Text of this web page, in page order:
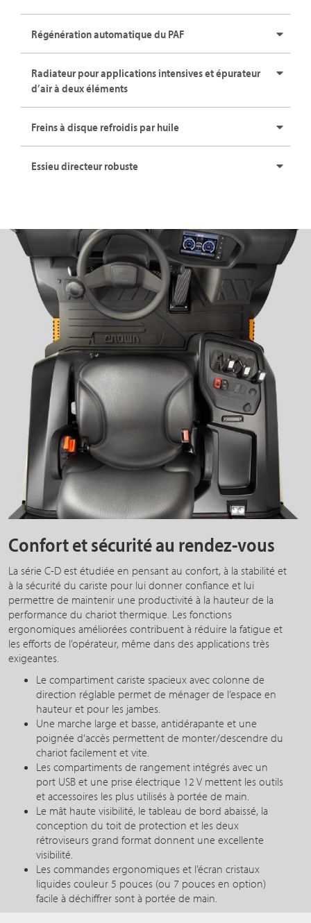
Régénération automatique du PAF
Radiateur pour applications intensives et épurateur
d’air à deux éléments
Freins à disque refroidis par huile
Essieu directeur robuste
Confort et sécurité au rendez-vous
La série C-D est étudiée en pensant au confort, à la stabilité et
à la sécurité du cariste pour lui donner confiance et lui
permettre de maintenir une productivité à la hauteur de la
performance du chariot thermique. Les fonctions
ergonomiques améliorées contribuent à réduire la fatigue et
les efforts de l’opérateur, même dans des applications très
exigeantes.
Le compartiment cariste spacieux avec colonne de
direction réglable permet de ménager de l’espace en
hauteur et pour les jambes.
Une marche large et basse, antidérapante et une
poignée d’accès permettent de monter/descendre du
chariot facilement et vite.
Les compartiments de rangement intégrés avec un
port USB et une prise électrique 12 V mettent les outils
et accessoires les plus utilisés à portée de main.
Le mât haute visibilité, le tableau de bord abaissé, la
conception du toit de protection et les deux
rétroviseurs grand format donnent une excellente
visibilité.
Les commandes ergonomiques et l’écran cristaux
liquides couleur 5 pouces (ou 7 pouces en option)
facile à déchiffrer sont à portée de main.